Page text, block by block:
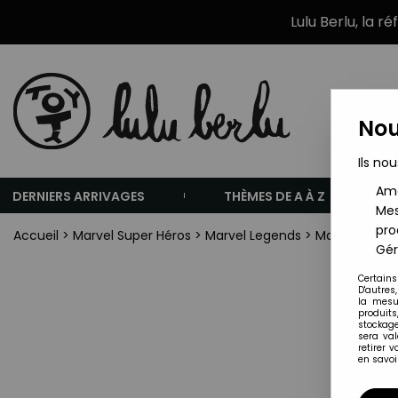
Lulu Berlu, la
DERNIERS ARRIVAGES THÈMES DE A À Z
Accueil > Marvel Super Héros > Marvel Legends > Marvel
Ils
la
sera
retirer
en